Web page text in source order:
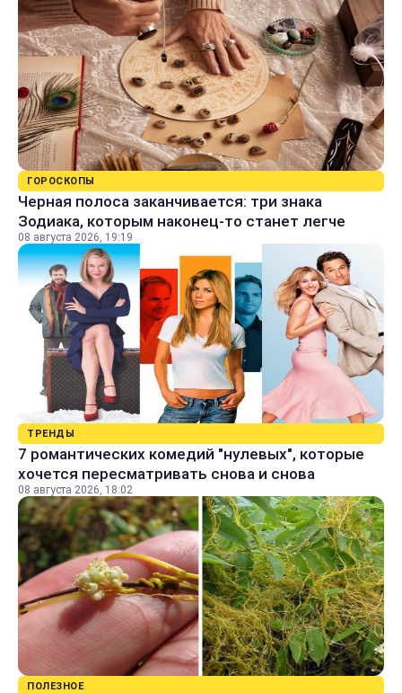
ГОРОСКОПЫ
Черная полоса заканчивается: три знака
Зодиака, которым наконец-то станет легче
08 августа 2026, 19:19
ТРЕНДЫ
7 романтических комедий "нулевых", которые
хочется пересматривать снова и снова
08 августа 2026, 18:02
ПОЛЕЗНОЕ